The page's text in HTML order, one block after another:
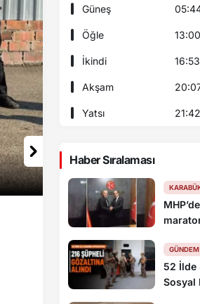
Güneş
Öğle 13:00
İkindi 16:53
Akşam
Yatsı 21:42
Haber Sıralaması
GÜNDEM
52 İlde
Sosyal